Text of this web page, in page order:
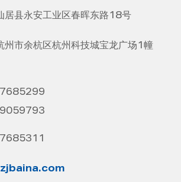
居县永安工业区春晖东路18号
州市余杭区杭州科技城宝龙广场1幢